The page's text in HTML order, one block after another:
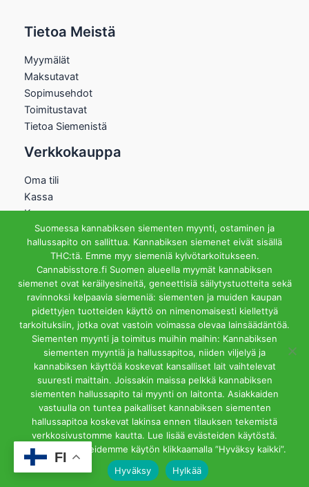
Tietoa Meistä
Myymälät
Maksutavat
Sopimusehdot
Toimitustavat
Tietoa Siemenistä
Verkkokauppa
Oma tili
Kassa
Kauppa
Ostoskori
Helsingin Myymälä
Aukioloajat
Ma-Pe 12-18 La 12-15
Riihipellonkuja 3, 00390
Helsinki
info@cannabisstore.fi
Cannabisstore.fi | Kannabiksen Siemeniä Verkkokaupasta ja
Kivijalkamyymälästä. Helsinki
FI
Suomessa kannabiksen siementen myynti, ostaminen ja
hallussapito on sallittua. Kannabiksen siemenet eivät sisällä
THC:tä. Emme myy siemeniä kylvötarkoitukseen.
Cannabisstore.fi Suomen alueella myymät kannabiksen
siemenet ovat keräilyesineitä, geneettisiä säilytystuotteita sekä
ravinnoksi kelpaavia siemeniä: siementen ja muiden kaupan
pidettyjen tuotteiden käyttö on nimenomaisesti kiellettyä
tarkoituksiin, jotka ovat vastoin voimassa olevaa lainsäädäntöä.
Siementen myynti ja toimitus muihin maihin: Kannabiksen
siementen myyntiä ja hallussapitoa, niiden viljelyä ja
kannabiksen käyttöä koskevat kansalliset lait vaihtelevat
suuresti maittain. Joissakin maissa pelkkä kannabiksen
siementen hallussapito tai myynti on laitonta. Asiakkaiden
vastuulla on tuntea paikalliset kannabiksen siementen
hallussapitoa koskevat lakinsa ennen tilauksen tekemistä
verkkosivustomme kautta. Lue lisää evästeiden käytöstä.
Hyväksyt evästeidemme käytön klikkaamalla ”Hyväksy kaikki”.
Hyväksy
Hylkää